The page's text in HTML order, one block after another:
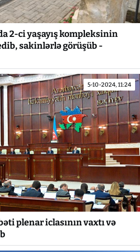
2-ci yaşayış kompleksinin
sakinlərlə görüşüb -
5-10-2024, 11:24
plenar iclasının vaxtı və